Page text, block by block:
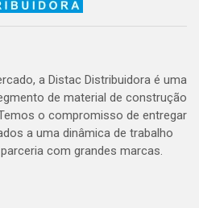
a Distac Distribuidora é uma
de material de construção
o compromisso de entregar
a uma dinâmica de trabalho
com grandes marcas.